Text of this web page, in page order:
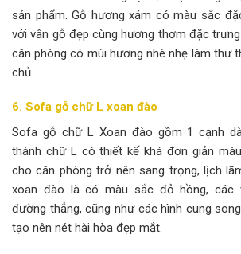
sản phẩm. Gỗ hương xám có màu sắc
với vân gỗ đẹp cùng hương thơm đặc
căn phòng có mùi hương nhè nhẹ làm thư
chủ.
6. Sofa gỗ chữ L xoan đào
Sofa gỗ chữ L Xoan đào gồm 1 cạnh
thành chữ L có thiết kế khá đơn giản
cho căn phòng trở nên sang trọng, lịch
xoan đào là có màu sắc đỏ hồng, các
đường thẳng, cũng như các hình cung
tạo nên nét hài hòa đẹp mắt.